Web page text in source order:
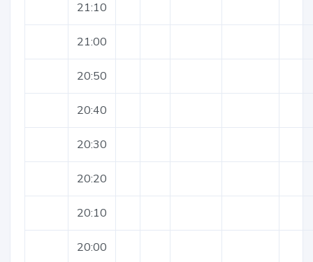
21:10
21:00
20:50
20:40
20:30
20:20
20:10
20:00